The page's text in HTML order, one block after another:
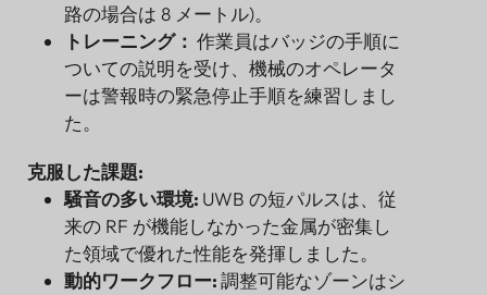
路の場合は 8 メートル)。
トレーニング： 作業員はバッジの手順に
ついての説明を受け、機械のオペレータ
ーは警報時の緊急停止手順を練習しまし
た。
克服した課題:
騒音の多い環境: UWB の短パルスは、従
来の RF が機能しなかった金属が密集し
た領域で優れた性能を発揮しました。
動的ワークフロー:調整可能なゾーンはシ